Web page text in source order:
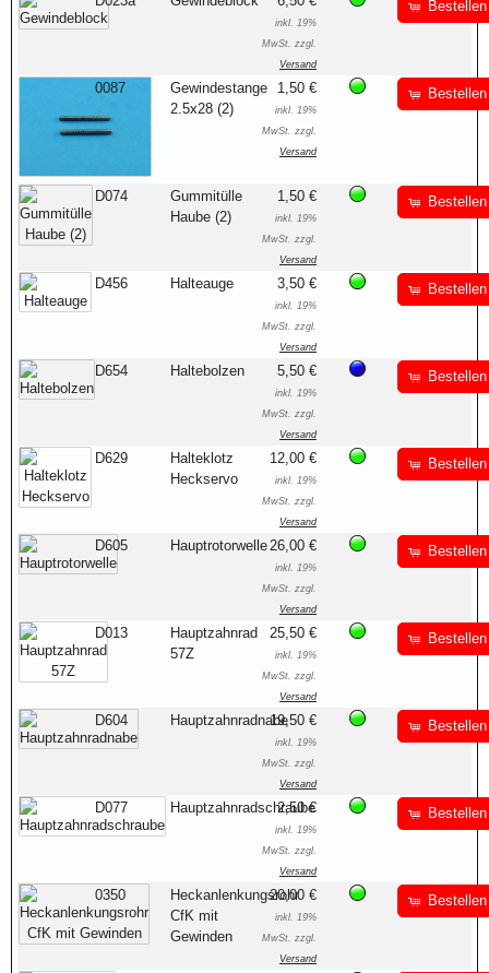
inkl. 19%
MwSt. zzgl.
Versand
Bestellen
0087
Gewindestange
2.5x28 (2)
1,50 €
inkl. 19%
MwSt. zzgl.
Versand
Bestellen
D074
Gummitülle
Haube (2)
1,50 €
inkl. 19%
MwSt. zzgl.
Versand
Bestellen
D456 Halteauge 3,50 €
inkl. 19%
MwSt. zzgl.
Versand
Bestellen
D654 Haltebolzen 5,50 €
inkl. 19%
MwSt. zzgl.
Versand
Bestellen
D629
Halteklotz
Heckservo
12,00 €
inkl. 19%
MwSt. zzgl.
Versand
Bestellen
D605 Hauptrotorwelle26,00 €
inkl. 19%
MwSt. zzgl.
Versand
Bestellen
D013
Hauptzahnrad
57Z
25,50 €
inkl. 19%
MwSt. zzgl.
Versand
Bestellen
D604 Hauptzahnradnabe19,50 €
inkl. 19%
MwSt. zzgl.
Versand
Bestellen
D077 Hauptzahnradschraube
2,50 €
inkl. 19%
MwSt. zzgl.
Versand
Bestellen
0350
Heckanlenkungsrohr
CfK mit
Gewinden
20,00 €
inkl. 19%
MwSt. zzgl.
Versand
Bestellen